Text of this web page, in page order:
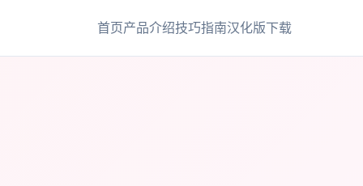
首页产品介绍技巧指南汉化版下载